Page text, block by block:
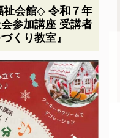
会館◇ 令和７年
参加講座 受講者
くり教室』